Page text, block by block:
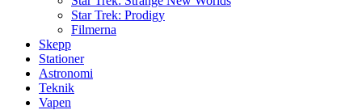
Star Trek: Prodigy
Filmerna
Skepp
Stationer
Astronomi
Teknik
Vapen